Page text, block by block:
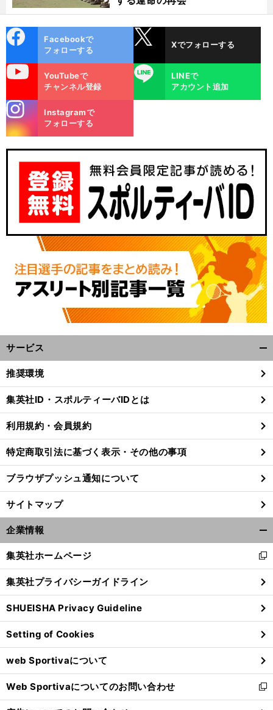
【
大
谷翔平 】
投球内容から見る749日ぶりの勝利投手の意味とドジャースが求める「 一
番打者 」
としての役割
ok
Facebookで
フォローする
Xでフォローする
YouTubeで
チャンネル登録
LINE
LINEで
アカウント追加
m
Instagramで
フォローする
サービス
閉
る
推奨環境
集英社ID・スポルティーバIDとは
利用規約・会員規約
特定商取引法に基づく表示・その他の事項
ブラウザプッシュ通知について
サイトマップ
企業情報
閉
る
集英社ホームページ
新
し
い
ウ
ィ
ン
ド
ウ
で
開
く
集英社プライバシーガイドライン
SHUEISHA Privacy Guideline
Setting of Cookies
web Sportivaについて
Web Sportivaについてのお問い合わせ
新
し